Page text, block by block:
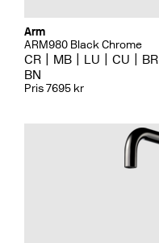
Arm
ARM980 Black Chrome
CR MB LU CU BR
BN
Pris 7695 kr